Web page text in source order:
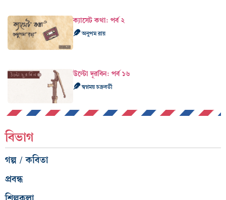
ক্যাসেট কথা: পর্ব ২
অনুপম রায়
উল্টো দূরবিন: পর্ব ১৬
স্বপ্নময় চক্রবর্তী
বিভাগ
গল্প / কবিতা
প্রবন্ধ